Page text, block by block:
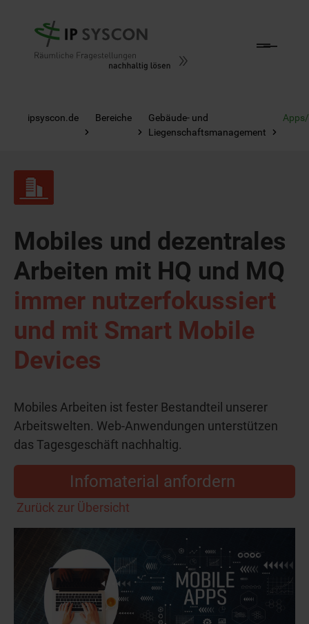
ipsyscon.de Bereiche
Gebäude- und
Liegenschaftsmanagement
Mobiles und dezentrales
Arbeiten mit HQ und MQ
immer nutzerfokussiert
und mit Smart Mobile
Devices
Mobiles Arbeiten ist fester Bestandteil unserer
Arbeitswelten. Web-Anwendungen unterstützen
das Tagesgeschäft nachhaltig.
Infomaterial anfordern
Zurück zur Übersicht